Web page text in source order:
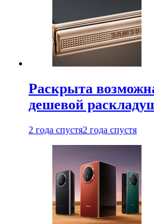
Раскрыта
дешевой
2 года спустя2 года спустя